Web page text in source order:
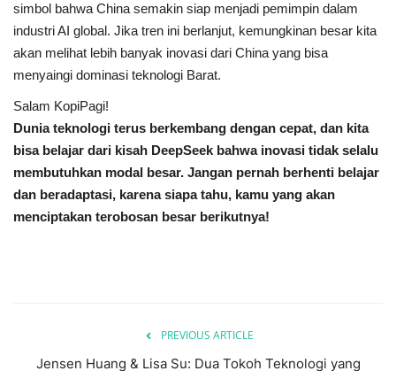
simbol bahwa China semakin siap menjadi pemimpin dalam
industri AI global. Jika tren ini berlanjut, kemungkinan besar kita
akan melihat lebih banyak inovasi dari China yang bisa
menyaingi dominasi teknologi Barat.
Salam KopiPagi!
Dunia teknologi terus berkembang dengan cepat, dan kita
bisa belajar dari kisah DeepSeek bahwa inovasi tidak selalu
membutuhkan modal besar. Jangan pernah berhenti belajar
dan beradaptasi, karena siapa tahu, kamu yang akan
menciptakan terobosan besar berikutnya!
PREVIOUS ARTICLE
Jensen Huang & Lisa Su: Dua Tokoh Teknologi yang